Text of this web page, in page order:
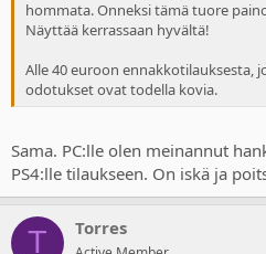
hommata. Onneksi tämä tuore
Näyttää kerrassaan hyvältä!
Alle 40 euroon ennakkotilauksesta,
odotukset ovat todella kovia.
Sama. PC:lle olen meinannut
PS4:lle tilaukseen. On iskä ja
T Torres